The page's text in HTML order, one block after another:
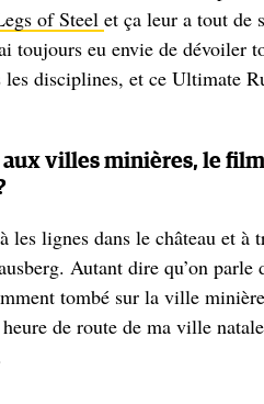
of Steel et ça leur a tout de
toujours eu envie de dévoiler
disciplines, et ce Ultimate
villes minières, le
les lignes dans le château et
Autant dire qu’on parle
tombé sur la ville
de route de ma ville